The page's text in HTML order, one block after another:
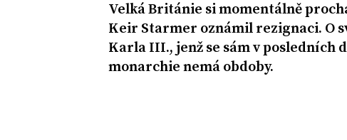
Velká Británie si momentálně
Keir Starmer oznámil rezignaci. O
Karla III., jenž se sám v
monarchie nemá obdoby.